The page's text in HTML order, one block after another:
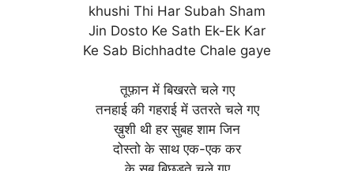
khushi Thi Har Subah Sham
Jin Dosto Ke Sath Ek-Ek Kar
Ke Sab Bichhadte Chale gaye
तूफ़ान में बिखरते चले गए
तनहाई की गहराई में उतरते चले गए
ख़ुशी थी हर सुबह शाम जिन
दोस्तो के साथ एक-एक कर